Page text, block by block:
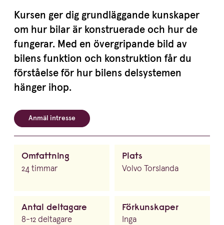
Kursen ger dig grund­läg­gande kunskaper
om hur bilar är konstru­erade och hur de
fungerar. Med en övergri­pande bild av
bilens funktion och konstruktion får du
förståelse för hur bilens delsystemen
hänger ihop.
Anmäl intresse
Omfattning
24 timmar
Plats
Volvo Torslanda
Antal deltagare
8-12 deltagare
Förkunskaper
Inga